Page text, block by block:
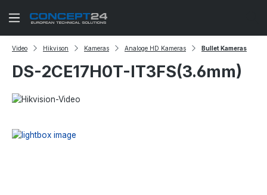
Zum Hauptinhalt springen
Video Hikvison Kameras Analoge HD Kameras Bullet Kameras
DS-2CE17H0T-IT3FS(3.6mm)